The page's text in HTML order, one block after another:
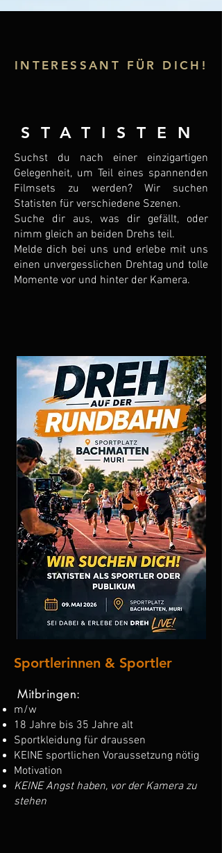
INTERESSANT FÜR DICH!
STATISTEN
Suchst du nach einer einzigartigen
Gelegenheit, um Teil eines spannenden
Filmsets zu werden? Wir suchen
Statisten für verschiedene Szenen.
Suche dir aus, was dir gefällt, oder
nimm gleich an beiden Drehs teil.
Melde dich bei uns und erlebe mit uns
einen unvergesslichen Drehtag und tolle
Momente vor und hinter der Kamera.
Sportlerinnen & Sportler
Mitbringen:
m/w
18 Jahre bis 35 Jahre alt
Sportkleidung für draussen
KEINE sportlichen Voraussetzung nötig
Motivation
KEINE Angst haben, vor der Kamera zu
stehen